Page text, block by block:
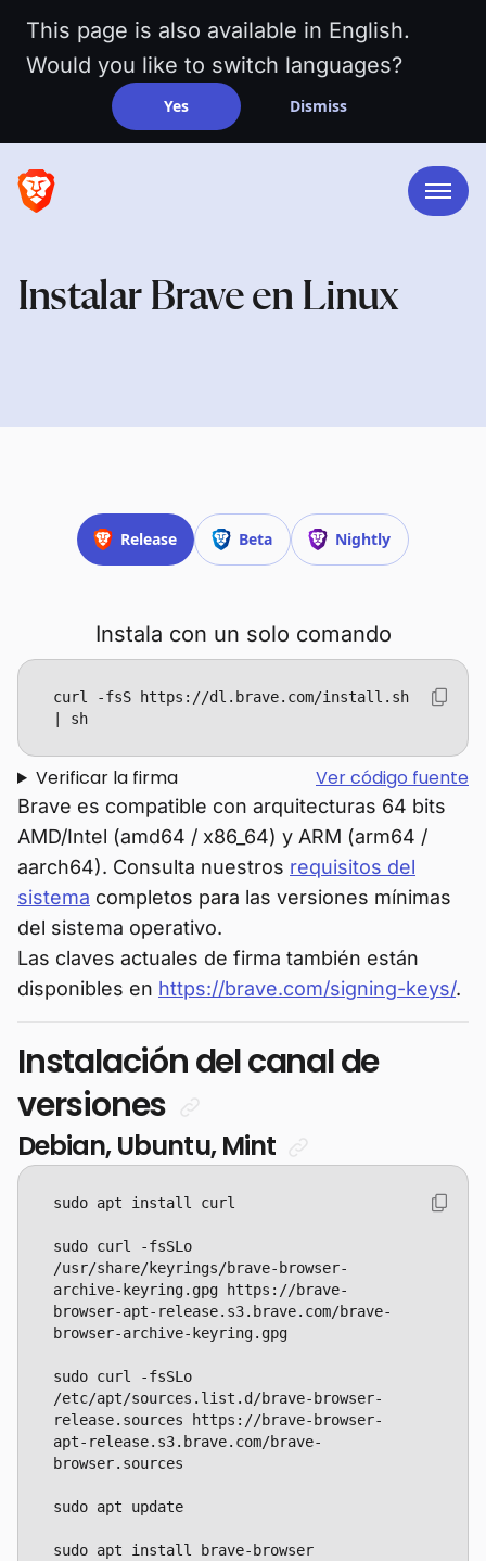
This page is also available in English.
Would you like to switch languages?
Yes Dismiss
Instalar Brave en Linux
Release Beta Nightly
Instala con un solo comando
curl -fsS https://dl.brave.com/install.sh
| sh
Ver código fuente
Verificar la firma
Brave es compatible con arquitecturas 64 bits
AMD/Intel (amd64 / x86_64) y ARM (arm64 /
aarch64). Consulta nuestros requisitos del
sistema completos para las versiones mínimas
del sistema operativo.
Las claves actuales de firma también están
disponibles en https://brave.com/signing-keys/.
Instalación del canal de
versiones
Debian, Ubuntu, Mint
sudo curl -fsSLo
/usr/share/keyrings/brave-browser-
archive-keyring.gpg https://brave-
browser-apt-release.s3.brave.com/brave-
sudo curl -fsSLo
/etc/apt/sources.list.d/brave-browser-
release.sources https://brave-browser-
apt-release.s3.brave.com/brave-
sudo apt install brave-browser